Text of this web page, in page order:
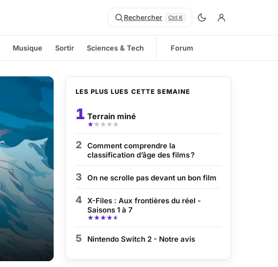
Rechercher Ctrl K
Musique Sortir Sciences & Tech Forum
LES PLUS LUES CETTE SEMAINE
1 Terrain miné
2
Comment comprendre la
classification d’âge des films ?
3 On ne scrolle pas devant un bon film
4 X-Files : Aux frontières du réel -
Saisons 1 à 7
5 Nintendo Switch 2 - Notre avis